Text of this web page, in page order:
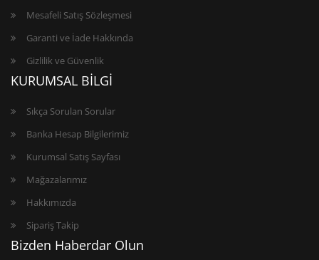
Mesafeli Satış Sözleşmesi
Garanti ve İade Hakkında
Gizlilik ve Güvenlik
KURUMSAL BİLGİ
Sıkça Sorulan Sorular
Banka Hesap Bilgilerimiz
Kurumsal Satış Sayfası
Mağazalarımız
Hakkımızda
Sipariş Takip
Bizden Haberdar Olun